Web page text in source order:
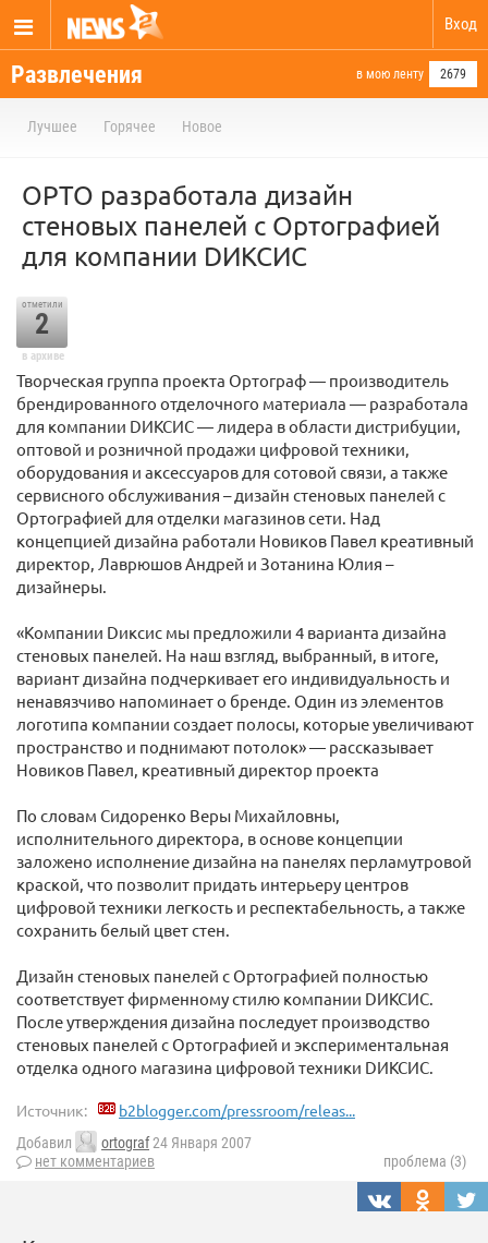
Вход
Развлечения в мою ленту 2679
Лучшее Горячее Новое
ОРТО разработала дизайн
стеновых панелей с Ортографией
для компании DИКСИС
отметили
2
в архиве
Творческая группа проекта Ортограф — производитель
брендированного отделочного материала — разработала
для компании DИКСИС — лидера в области дистрибуции,
оптовой и розничной продажи цифровой техники,
оборудования и аксессуаров для сотовой связи, а также
сервисного обслуживания – дизайн стеновых панелей с
Ортографией для отделки магазинов сети. Над
концепцией дизайна работали Новиков Павел креативный
директор, Лаврюшов Андрей и Зотанина Юлия –
дизайнеры.
«Компании Dиксис мы предложили 4 варианта дизайна
стеновых панелей. На наш взгляд, выбранный, в итоге,
вариант дизайна подчеркивает его индивидуальность и
ненавязчиво напоминает о бренде. Один из элементов
логотипа компании создает полосы, которые увеличивают
пространство и поднимают потолок» — рассказывает
Новиков Павел, креативный директор проекта
По словам Сидоренко Веры Михайловны,
исполнительного директора, в основе концепции
заложено исполнение дизайна на панелях перламутровой
краской, что позволит придать интерьеру центров
цифровой техники легкость и респектабельность, а также
сохранить белый цвет стен.
Дизайн стеновых панелей с Ортографией полностью
соответствует фирменному стилю компании DИКСИС.
После утверждения дизайна последует производство
стеновых панелей с Ортографией и экспериментальная
отделка одного магазина цифровой техники DИКСИС.
Источник: b2blogger.com/pressroom/releas...
Добавил ortograf24 Января 2007
нет комментариев
проблема (3)